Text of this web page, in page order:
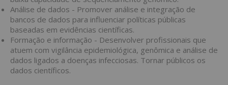
Análise de dados - Promover análise e integração de
bancos de dados para influenciar políticas públicas
baseadas em evidências científicas.
Formação e informação - Desenvolver profissionais que
atuem com vigilância epidemiológica, genômica e análise de
dados ligados a doenças infecciosas. Tornar públicos os
dados científicos.